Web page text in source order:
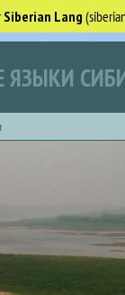
Siberian Lang